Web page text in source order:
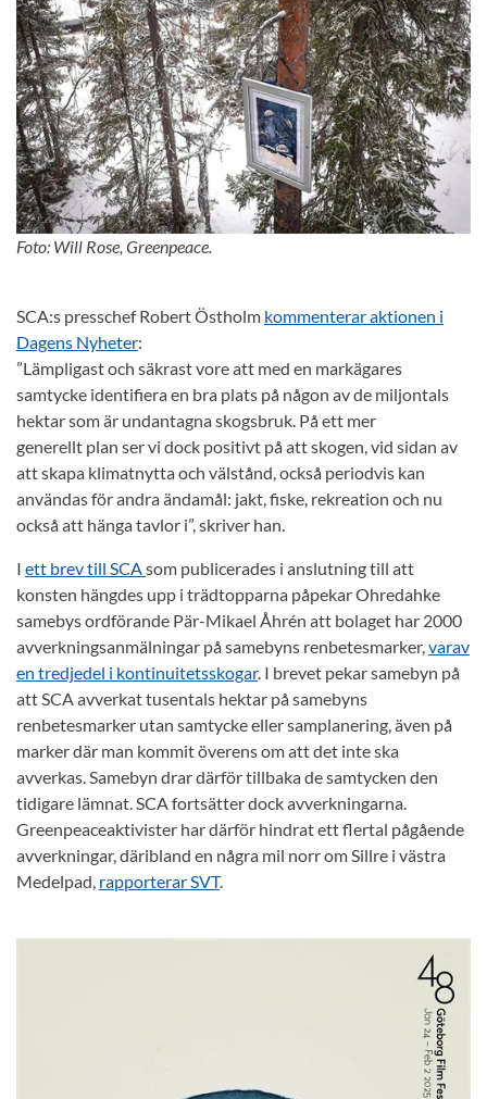
Foto: Will Rose, Greenpeace.
SCA:s presschef Robert Östholm kommenterar aktionen i
Dagens Nyheter:
”Lämpligast och säkrast vore att med en markägares
samtycke identifiera en bra plats på någon av de miljontals
hektar som är undantagna skogsbruk. På ett mer
generellt plan ser vi dock positivt på att skogen, vid sidan av
att skapa klimatnytta och välstånd, också periodvis kan
användas för andra ändamål: jakt, fiske, rekreation och nu
också att hänga tavlor i”, skriver han.
I ett brev till SCAsom publicerades i anslutning till att
konsten hängdes upp i trädtopparna påpekar Ohredahke
samebys ordförande Pär-Mikael Åhrén att bolaget har 2000
avverkningsanmälningar på samebyns renbetesmarker,varav
en tredjedel i kontinuitetsskogar. I brevet pekar samebyn på
att SCA avverkat tusentals hektar på samebyns
renbetesmarker utan samtycke eller samplanering, även på
marker där man kommit överens om att det inte ska
avverkas. Samebyn drar därför tillbaka de samtycken den
tidigare lämnat. SCA fortsätter dock avverkningarna.
Greenpeaceaktivister har därför hindrat ett flertal pågående
avverkningar, däribland en några mil norr om Sillre i västra
Medelpad, rapporterar SVT.